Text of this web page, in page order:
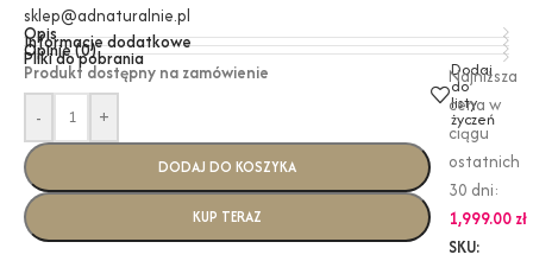
sklep@adnaturalnie.pl
Opis
Informacje dodatkowe
Opinie (0)
Pliki do pobrania
Produkt dostępny na zamówienie
-
+
DODAJ DO KOSZYKA
KUP TERAZ
Dodaj
do
listy
życzeń
Najniższa
cena w
ciągu
ostatnich
30 dni:
1,999.00 zł
SKU: